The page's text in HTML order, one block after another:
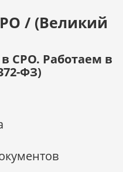
/ (Великий
СРО. Работаем в
ФЗ)